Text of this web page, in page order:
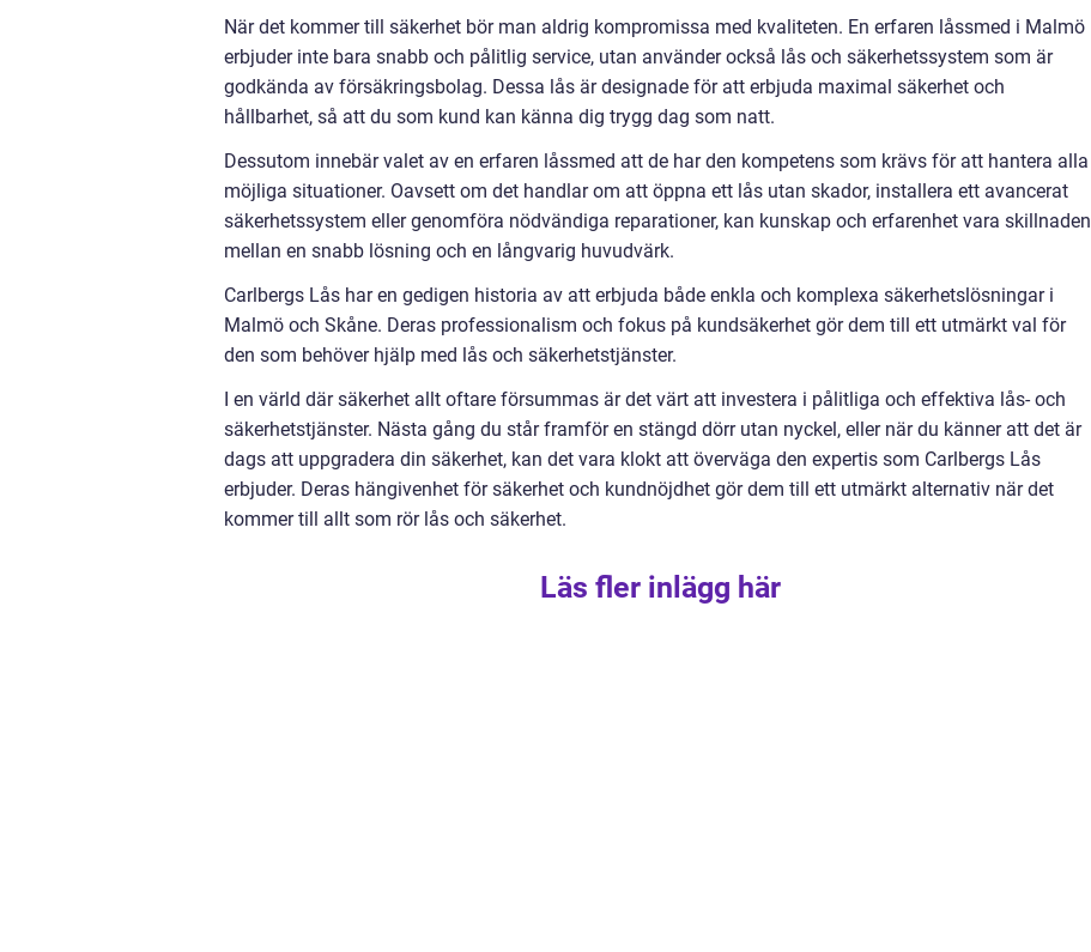
När det kommer till säkerhet bör man aldrig kompromissa med kvaliteten. En erfaren låssmed i Malmö
erbjuder inte bara snabb och pålitlig service, utan använder också lås och säkerhetssystem som är
godkända av försäkringsbolag. Dessa lås är designade för att erbjuda maximal säkerhet och
hållbarhet, så att du som kund kan känna dig trygg dag som natt.
Dessutom innebär valet av en erfaren låssmed att de har den kompetens som krävs för att hantera alla
möjliga situationer. Oavsett om det handlar om att öppna ett lås utan skador, installera ett avancerat
säkerhetssystem eller genomföra nödvändiga reparationer, kan kunskap och erfarenhet vara skillnaden
mellan en snabb lösning och en långvarig huvudvärk.
Carlbergs Lås har en gedigen historia av att erbjuda både enkla och komplexa säkerhetslösningar i
Malmö och Skåne. Deras professionalism och fokus på kundsäkerhet gör dem till ett utmärkt val för
den som behöver hjälp med lås och säkerhetstjänster.
I en värld där säkerhet allt oftare försummas är det värt att investera i pålitliga och effektiva lås- och
säkerhetstjänster. Nästa gång du står framför en stängd dörr utan nyckel, eller när du känner att det är
dags att uppgradera din säkerhet, kan det vara klokt att överväga den expertis som Carlbergs Lås
erbjuder. Deras hängivenhet för säkerhet och kundnöjdhet gör dem till ett utmärkt alternativ när det
kommer till allt som rör lås och säkerhet.
Läs fler inlägg här